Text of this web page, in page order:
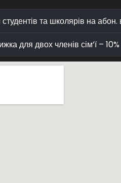
та школярів на
для двох членів сім’ї –